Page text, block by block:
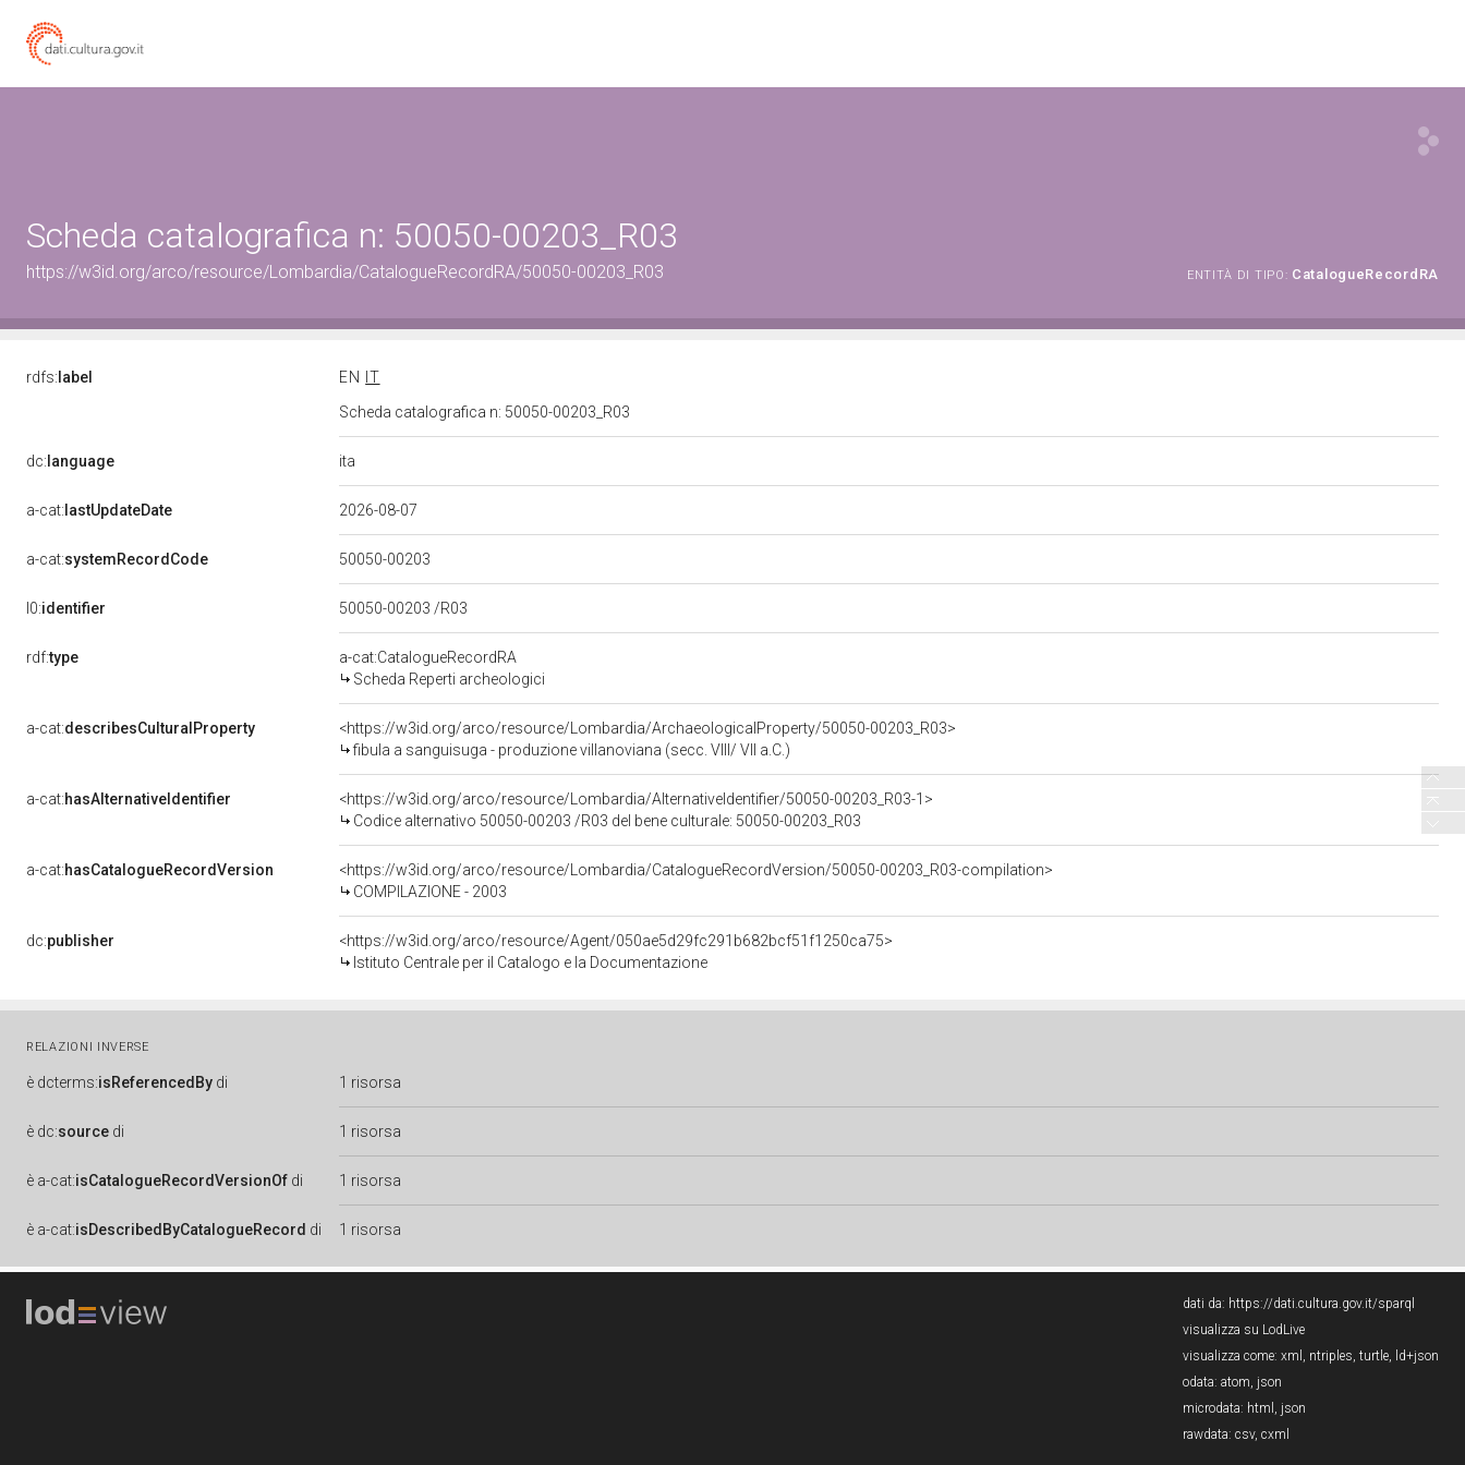
Scheda catalografica n: 50050-00203_R03
https://w3id.org/arco/resource/Lombardia/CatalogueRecordRA/50050-00203_R03 ENTITÀ DI TIPO: CatalogueRecordRA
rdfs: label EN
IT
Scheda catalografica n: 50050-00203_R03
dc: language ita
a-cat: lastUpdateDate 2026-08-07
a-cat:systemRecordCode 50050-00203
l0:identifier 50050-00203 /R03
rdf:type
a-cat:CatalogueRecordRA
Scheda Reperti archeologici
a-cat:describesCulturalProperty
<https://w3id.org/arco/resource/Lombardia/ArchaeologicalProperty/50050-00203_R03>
fibula a sanguisuga - produzione villanoviana (secc. VIII/ VII a.C.)
a-cat:hasAlternativeIdentifier
<https://w3id.org/arco/resource/Lombardia/AlternativeIdentifier/50050-00203_R03-1>
Codice alternativo 50050-00203 /R03 del bene culturale: 50050-00203_R03
a-cat:hasCatalogueRecordVersion
<https://w3id.org/arco/resource/Lombardia/CatalogueRecordVersion/50050-00203_R03-compilation>
COMPILAZIONE - 2003
dc:publisher
<https://w3id.org/arco/resource/Agent/050ae5d29fc291b682bcf51f1250ca75>
Istituto Centrale per il Catalogo e la Documentazione
RELAZIONI INVERSE
è dcterms:isReferencedBy di 1 risorsa
è dc:source di 1 risorsa
è a-cat:isCatalogueRecordVersionOf di 1 risorsa
è a-cat:isDescribedByCatalogueRecord di 1 risorsa
dati da: https://dati.cultura.gov.it/sparql
visualizza su LodLive
visualizza come: xml , ntriples, turtle, ld+json
odata: atom, json
microdata: html , json
rawdata: csv, cxml